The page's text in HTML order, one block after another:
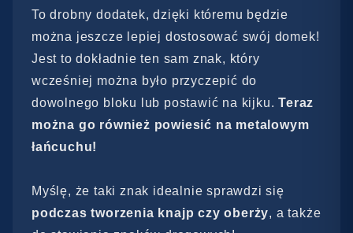
To drobny dodatek, dzięki któremu będzie
można jeszcze lepiej dostosować swój domek!
Jest to dokładnie ten sam znak, który
wcześniej można było przyczepić do
dowolnego bloku lub postawić na kijku.Teraz
można go również powiesić na metalowym
łańcuchu!
Myślę, że taki znak idealnie sprawdzi się
podczas tworzenia knajp czy oberży, a także